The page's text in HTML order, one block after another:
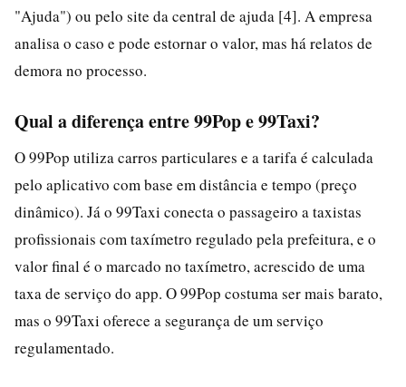
"Ajuda") ou pelo site da central de ajuda [4]. A empresa
analisa o caso e pode estornar o valor, mas há relatos de
demora no processo.
Qual a diferença entre 99Pop e 99Taxi?
O 99Pop utiliza carros particulares e a tarifa é calculada
pelo aplicativo com base em distância e tempo (preço
dinâmico). Já o 99Taxi conecta o passageiro a taxistas
profissionais com taxímetro regulado pela prefeitura, e o
valor final é o marcado no taxímetro, acrescido de uma
taxa de serviço do app. O 99Pop costuma ser mais barato,
mas o 99Taxi oferece a segurança de um serviço
regulamentado.